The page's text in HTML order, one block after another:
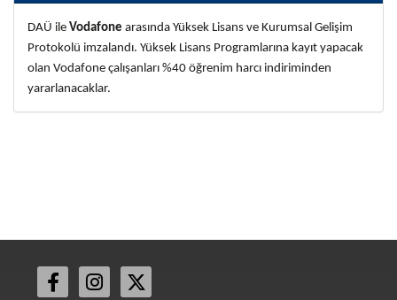
DAÜ ile Vodafone arasında Yüksek Lisans ve Kurumsal Gelişim
Protokolü imzalandı. Yüksek Lisans Programlarına kayıt yapacak
olan Vodafone çalışanları %40 öğrenim harcı indiriminden
yararlanacaklar.